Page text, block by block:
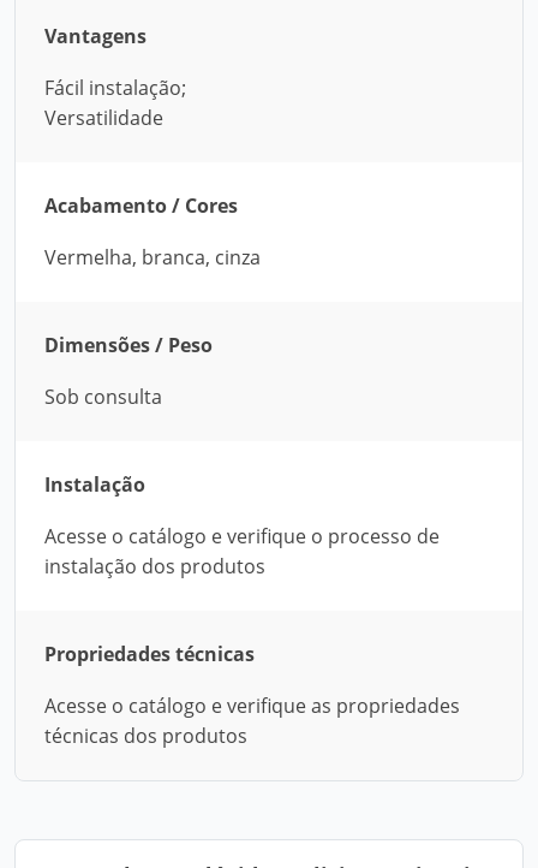
Vantagens
Fácil instalação;
Versatilidade
Acabamento / Cores
Vermelha, branca, cinza
Dimensões / Peso
Sob consulta
Instalação
Acesse o catálogo e verifique o processo de
instalação dos produtos
Propriedades técnicas
Acesse o catálogo e verifique as propriedades
técnicas dos produtos